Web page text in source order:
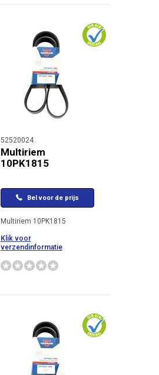
52520024
Multiriem
10PK1815
Bel voor de prijs
Multiriem 10PK1815
Klik voor
verzendinformatie